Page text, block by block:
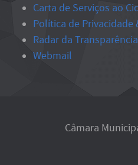
Carta de Serviços ao
Política de Privacidade
Radar da Transparência
Webmail
Câmara